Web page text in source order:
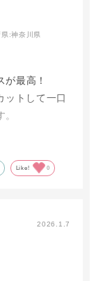
県:神奈川県
最高！
ットして一口
2日目はしっ
が高く、レー
Like! 0
2026.1.7